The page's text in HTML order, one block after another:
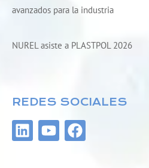
avanzados para la industria
NUREL asiste a PLASTPOL 2026
REDES SOCIALES
L
i
Y
o
F
a